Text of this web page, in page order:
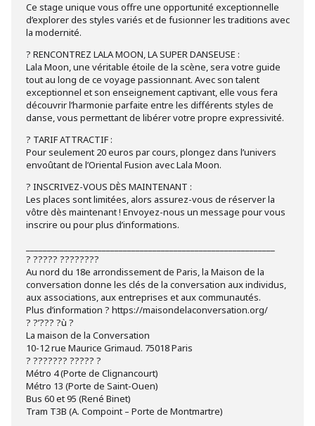
Ce stage unique vous offre une opportunité exceptionnelle
d’explorer des styles variés et de fusionner les traditions avec
la modernité.
? RENCONTREZ LALA MOON, LA SUPER DANSEUSE :
Lala Moon, une véritable étoile de la scène, sera votre guide
tout au long de ce voyage passionnant. Avec son talent
exceptionnel et son enseignement captivant, elle vous fera
découvrir l’harmonie parfaite entre les différents styles de
danse, vous permettant de libérer votre propre expressivité.
? TARIF ATTRACTIF :
Pour seulement 20 euros par cours, plongez dans l’univers
envoûtant de l’Oriental Fusion avec Lala Moon.
?️ INSCRIVEZ-VOUS DÈS MAINTENANT :
Les places sont limitées, alors assurez-vous de réserver la
vôtre dès maintenant ! Envoyez-nous un message pour vous
inscrire ou pour plus d’informations.
? ????? ????????
Au nord du 18e arrondissement de Paris, la Maison de la
conversation donne les clés de la conversation aux individus,
aux associations, aux entreprises et aux communautés.
Plus d’information ? https://maisondelaconversation.org/
? ?’??? ?ù ?
La maison de la Conversation
10-12 rue Maurice Grimaud. 75018 Paris
? ??????? ????? ?
Métro 4 (Porte de Clignancourt)
Métro 13 (Porte de Saint-Ouen)
Bus 60 et 95 (René Binet)
Tram T3B (A. Compoint – Porte de Montmartre)